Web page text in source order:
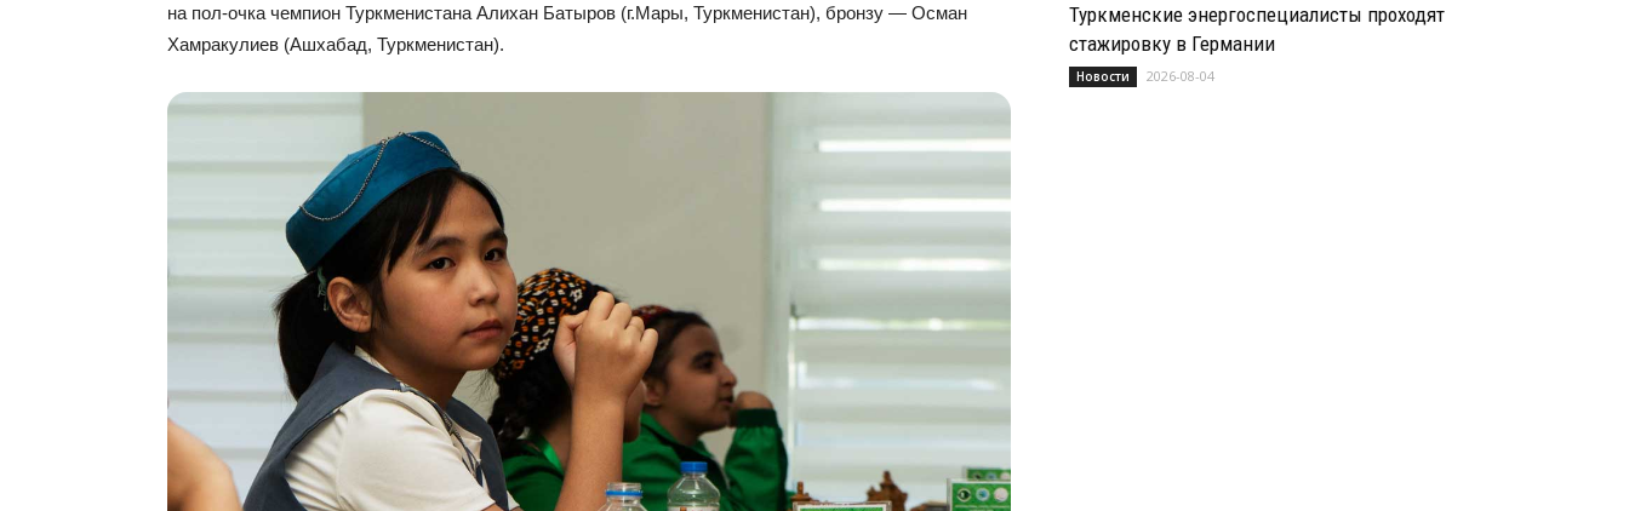
на пол-очка чемпион Туркменистана Алихан Батыров (г.Мары, Туркменистан), бронзу — Осман
Хамракулиев (Ашхабад, Туркменистан).
Туркменские энергоспециалисты проходят
стажировку в Германии
Новости 2026-08-04